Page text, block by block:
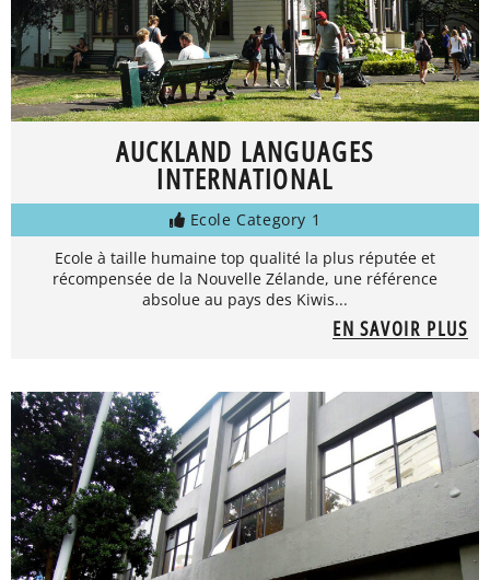
AUCKLAND LANGUAGES
INTERNATIONAL
Ecole Category 1
Ecole à taille humaine top qualité la plus réputée et
récompensée de la Nouvelle Zélande, une référence
absolue au pays des Kiwis...
EN SAVOIR PLUS